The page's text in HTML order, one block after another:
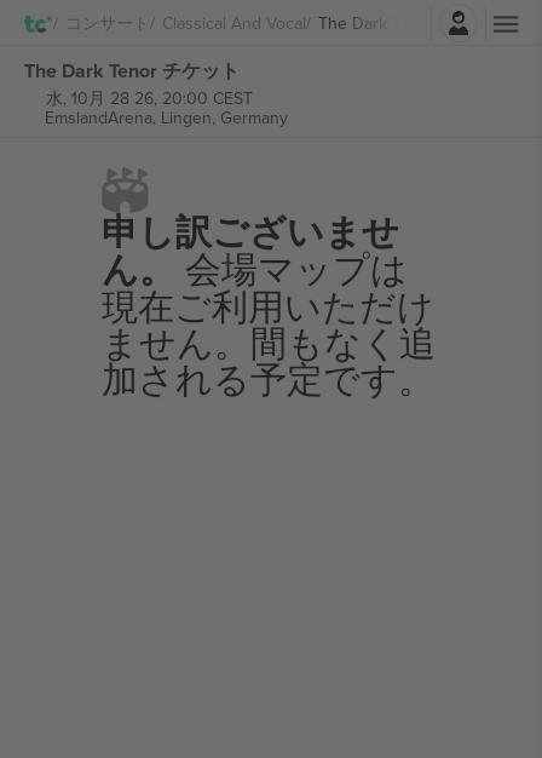
コンサート Classical And Vocal The Dark Tenor
ログイン
The Dark Tenor チケット
水, 10月 28 26, 20:00 CEST
EmslandArena, Lingen, Germany
申し訳ございませ
ん。 会場マップは
現在ご利用いただけ
ません。間もなく追
加される予定です。